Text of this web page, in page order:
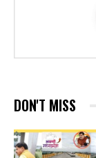
DON'T MISS